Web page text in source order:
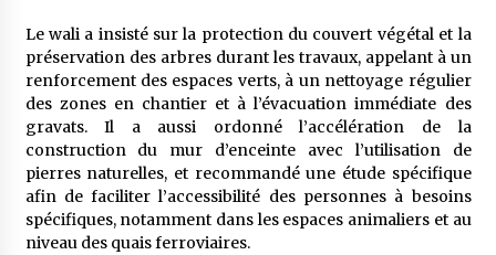
Le wali a insisté sur la protection du couvert végétal et la
préservation des arbres durant les travaux, appelant à un
renforcement des espaces verts, à un nettoyage régulier
des zones en chantier et à l’évacuation immédiate des
gravats. Il a aussi ordonné l’accélération de la
construction du mur d’enceinte avec l’utilisation de
pierres naturelles, et recommandé une étude spécifique
afin de faciliter l’accessibilité des personnes à besoins
spécifiques, notamment dans les espaces animaliers et au
niveau des quais ferroviaires.